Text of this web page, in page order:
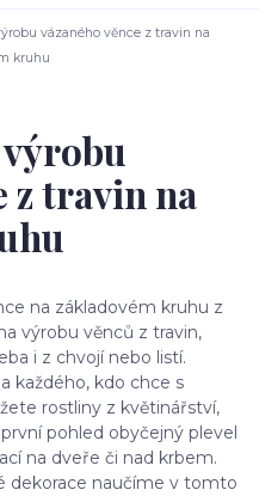
vázaného věnce z travin na
kruhu
z travin na
na základovém kruhu z
výrobu věnců z travin,
i z chvojí nebo listí.
každého, kdo chce s
rostliny z květinářství,
pohled obyčejný plevel
na dveře či nad krbem.
dekorace naučíme v tomto